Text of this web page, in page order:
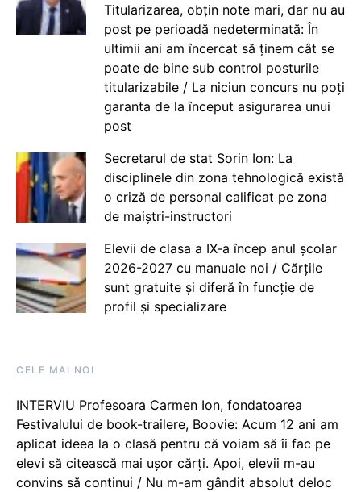
Titularizarea, obțin note mari, dar nu au
post pe perioadă nedeterminată: În
ultimii ani am încercat să ținem cât se
poate de bine sub control posturile
titularizabile / La niciun concurs nu poți
garanta de la început asigurarea unui
post
Secretarul de stat Sorin Ion: La
disciplinele din zona tehnologică există
o criză de personal calificat pe zona
de maiștri-instructori
Elevii de clasa a IX-a încep anul școlar
2026-2027 cu manuale noi / Cărțile
sunt gratuite și diferă în funcție de
profil și specializare
CELE MAI NOI
INTERVIU Profesoara Carmen Ion, fondatoarea
Festivalului de book-trailere, Boovie: Acum 12 ani am
aplicat ideea la o clasă pentru că voiam să îi fac pe
elevi să citească mai ușor cărți. Apoi, elevii m-au
convins să continui / Nu m-am gândit absolut deloc